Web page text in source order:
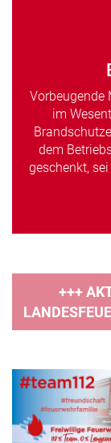
Vorbeugende
im
dem
geschenkt,
+++